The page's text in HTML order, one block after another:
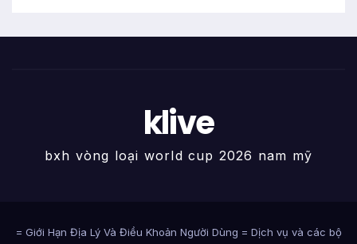
klive
bxh vòng loại world cup 2026 nam mỹ
= Giới Hạn Địa Lý Và Điều Khoản Người Dùng = Dịch vụ và các bộ